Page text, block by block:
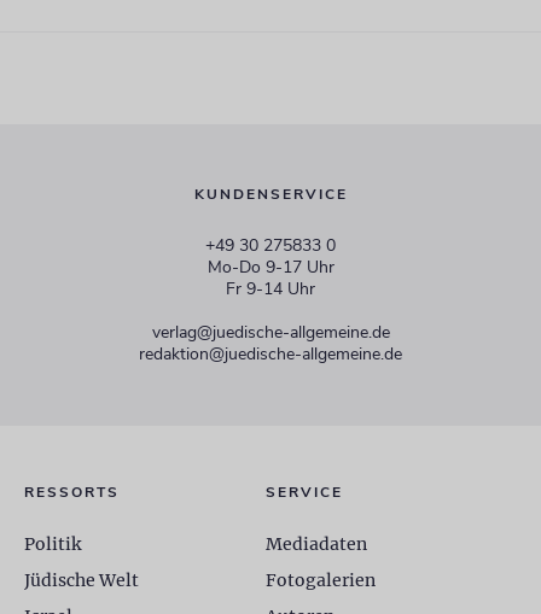
KUNDENSERVICE
+49 30 275833 0
Mo-Do 9-17 Uhr
Fr 9-14 Uhr
verlag@juedische-allgemeine.de
redaktion@juedische-allgemeine.de
RESSORTS
Politik
Jüdische Welt
SERVICE
Mediadaten
Fotogalerien